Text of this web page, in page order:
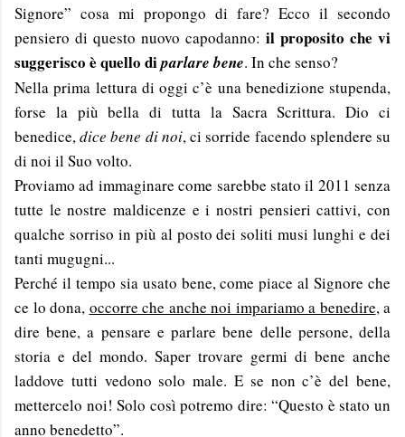
Signore” cosa mi propongo di fare? Ecco il secondo
pensiero di questo nuovo capodanno: il proposito che vi
suggerisco è quello diparlare bene. In che senso?
Nella prima lettura di oggi c’è una benedizione stupenda,
forse la più bella di tutta la Sacra Scrittura. Dio ci
benedice,dice bene di noi, ci sorride facendo splendere su
di noi il Suo volto.
Proviamo ad immaginare come sarebbe stato il 2011 senza
tutte le nostre maldicenze e i nostri pensieri cattivi, con
qualche sorriso in più al posto dei soliti musi lunghi e dei
tanti mugugni...
Perché il tempo sia usato bene, come piace al Signore che
ce lo dona, occorre che anche noi impariamo a benedire, a
dire bene, a pensare e parlare bene delle persone, della
storia e del mondo. Saper trovare germi di bene anche
laddove tutti vedono solo male. E se non c’è del bene,
mettercelo noi! Solo così potremo dire: “Questo è stato un
anno benedetto”.